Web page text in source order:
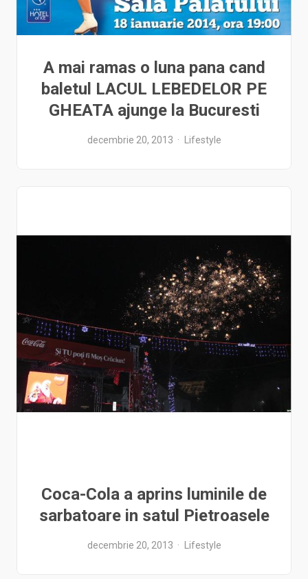
A mai ramas o luna pana cand
baletul LACUL LEBEDELOR PE
GHEATA ajunge la Bucuresti
decembrie 20, 2013 Lifestyle
Coca-Cola a aprins luminile de
sarbatoare in satul Pietroasele
decembrie 20, 2013 Lifestyle